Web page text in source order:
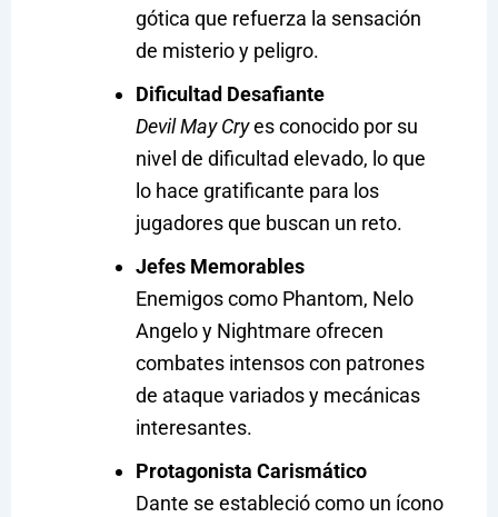
gótica que refuerza la sensación
de misterio y peligro.
Dificultad Desafiante
Devil May Cryes conocido por su
nivel de dificultad elevado, lo que
lo hace gratificante para los
jugadores que buscan un reto.
Jefes Memorables
Enemigos como Phantom, Nelo
Angelo y Nightmare ofrecen
combates intensos con patrones
de ataque variados y mecánicas
interesantes.
Protagonista Carismático
Dante se estableció como un ícono